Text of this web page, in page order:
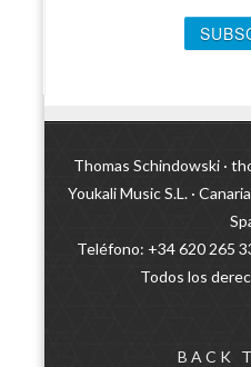
Thomas Schindowski ·
Youkali Music S.L. ·
Teléfono: +34 620 265
Todos los
BACK